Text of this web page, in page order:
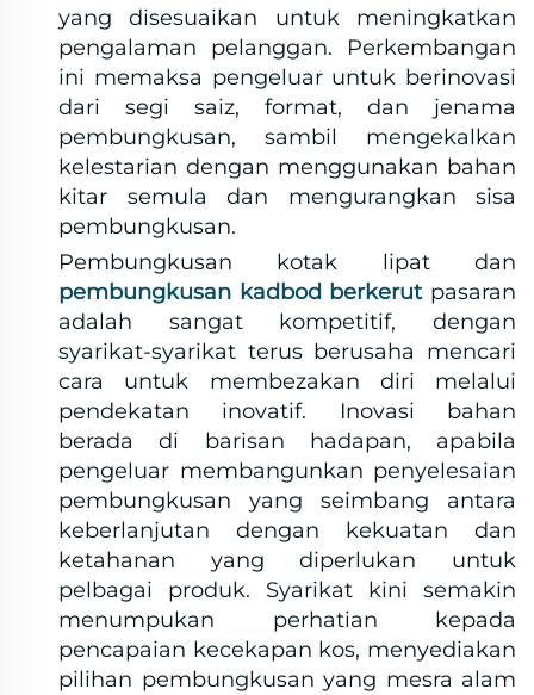
yang disesuaikan untuk meningkatkan
pengalaman pelanggan. Perkembangan
ini memaksa pengeluar untuk berinovasi
dari segi saiz, format, dan jenama
pembungkusan, sambil mengekalkan
kelestarian dengan menggunakan bahan
kitar semula dan mengurangkan sisa
pembungkusan.
Pembungkusan kotak lipat dan
pembungkusan kadbod berkerut pasaran
adalah sangat kompetitif, dengan
syarikat-syarikat terus berusaha mencari
cara untuk membezakan diri melalui
pendekatan inovatif. Inovasi bahan
berada di barisan hadapan, apabila
pengeluar membangunkan penyelesaian
pembungkusan yang seimbang antara
keberlanjutan dengan kekuatan dan
ketahanan yang diperlukan untuk
pelbagai produk. Syarikat kini semakin
menumpukan perhatian kepada
pencapaian kecekapan kos, menyediakan
pilihan pembungkusan yang mesra alam